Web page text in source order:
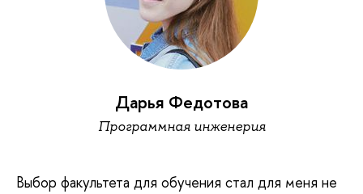
Дарья Федотова
Программная инженерия
Выбор факультета для обучения стал для меня не